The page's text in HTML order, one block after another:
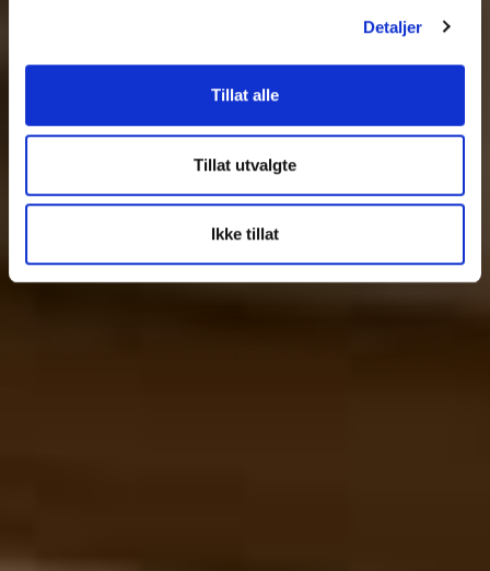
Detaljer
Tillat alle
Tillat utvalgte
Ikke tillat